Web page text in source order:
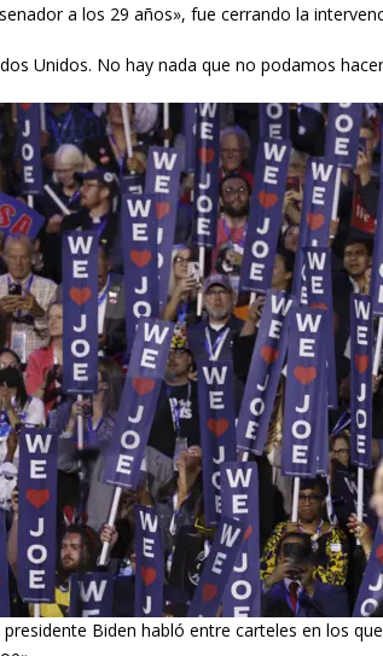
a los 29 años», fue cerrando la
Unidos. No hay nada que no podamos
Biden habló entre carteles en los